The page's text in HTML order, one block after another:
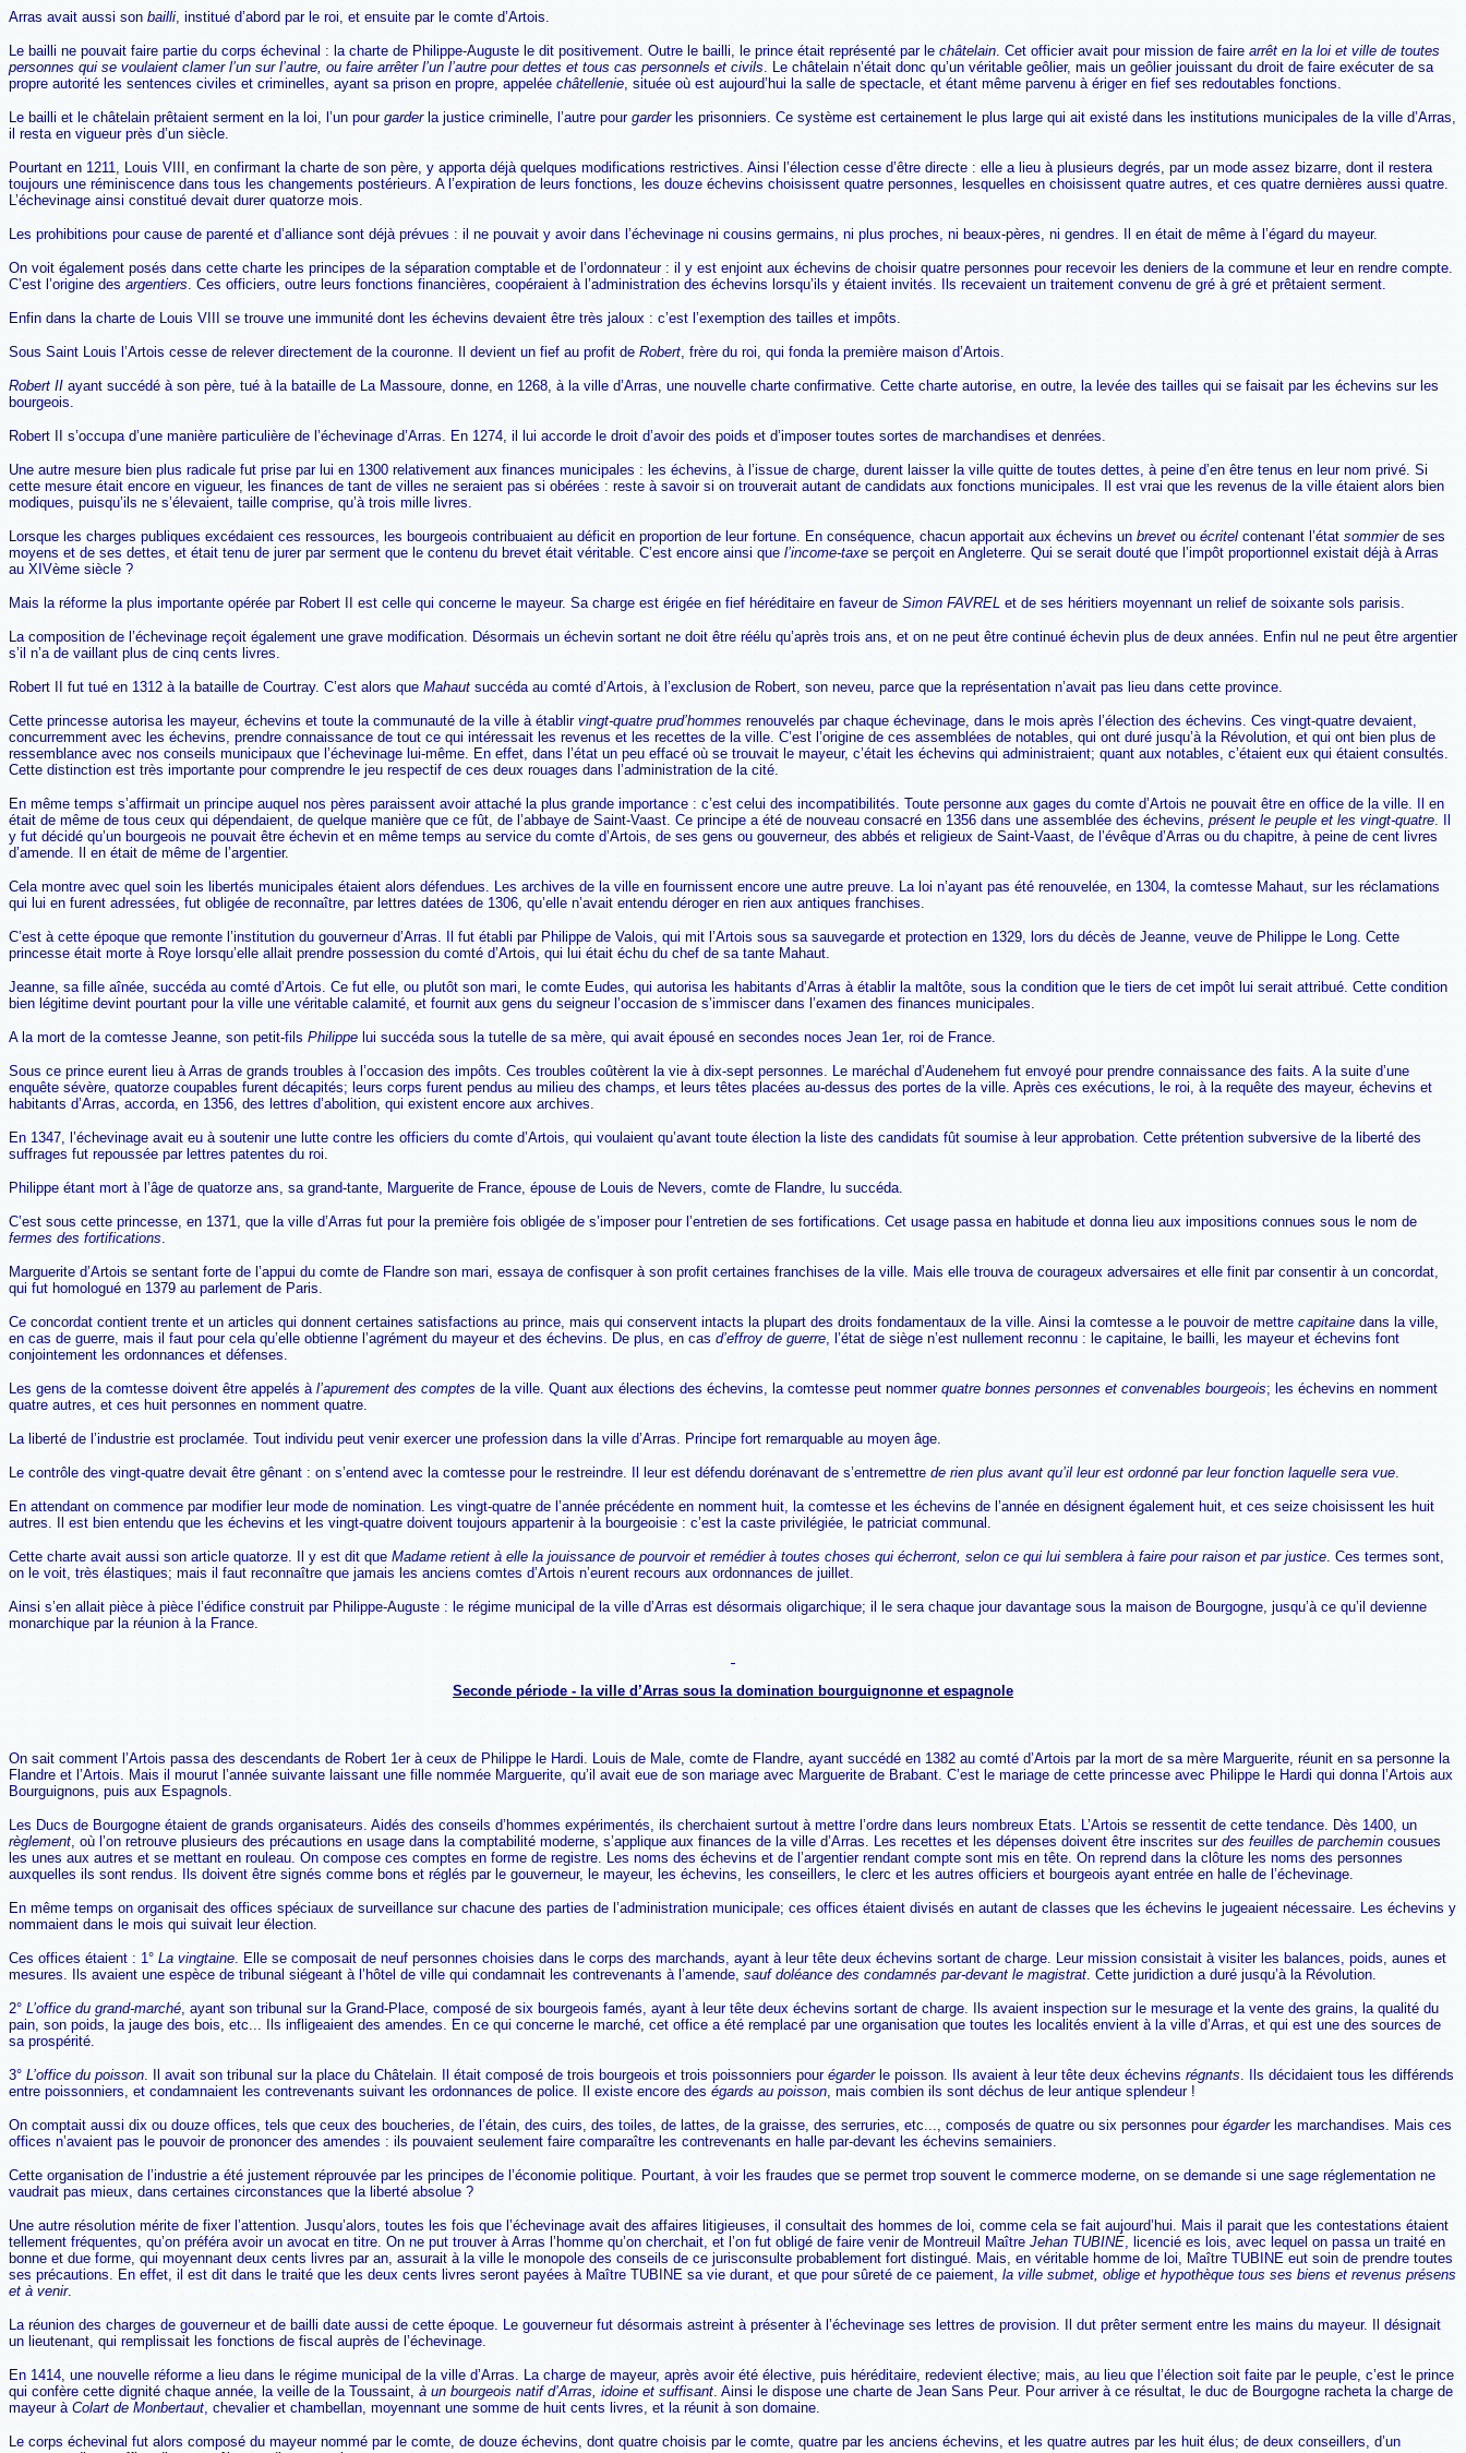
Arras avait aussi son bailli, institué d’abord par le roi, et ensuite par le comte d’Artois.
Le bailli ne pouvait faire partie du corps échevinal : la charte de Philippe-Auguste le dit positivement. Outre le bailli, le prince était représenté par le châtelain. Cet officier avait pour mission de faire arrêt en la loi et ville de toutes
personnes qui se voulaient clamer l’un sur l’autre, ou faire arrêter l’un l’autre pour dettes et tous cas personnels et civils. Le châtelain n’était donc qu’un véritable geôlier, mais un geôlier jouissant du droit de faire exécuter de sa
propre autorité les sentences civiles et criminelles, ayant sa prison en propre, appelée châtellenie, située où est aujourd’hui la salle de spectacle, et étant même parvenu à ériger en fief ses redoutables fonctions.
Le bailli et le châtelain prêtaient serment en la loi, l’un pour garder la justice criminelle, l’autre pour garderles prisonniers. Ce système est certainement le plus large qui ait existé dans les institutions municipales de la ville d’Arras,
il resta en vigueur près d’un siècle.
Pourtant en 1211, Louis VIII, en confirmant la charte de son père, y apporta déjà quelques modifications restrictives. Ainsi l’élection cesse d’être directe : elle a lieu à plusieurs degrés, par un mode assez bizarre, dont il restera
toujours une réminiscence dans tous les changements postérieurs. A l’expiration de leurs fonctions, les douze échevins choisissent quatre personnes, lesquelles en choisissent quatre autres, et ces quatre dernières aussi quatre.
L’échevinage ainsi constitué devait durer quatorze mois.
Les prohibitions pour cause de parenté et d’alliance sont déjà prévues : il ne pouvait y avoir dans l’échevinage ni cousins germains, ni plus proches, ni beaux-pères, ni gendres. Il en était de même à l’égard du mayeur.
On voit également posés dans cette charte les principes de la séparation comptable et de l’ordonnateur : il y est enjoint aux échevins de choisir quatre personnes pour recevoir les deniers de la commune et leur en rendre compte.
C’est l’origine des argentiers. Ces officiers, outre leurs fonctions financières, coopéraient à l’administration des échevins lorsqu’ils y étaient invités. Ils recevaient un traitement convenu de gré à gré et prêtaient serment.
Enfin dans la charte de Louis VIII se trouve une immunité dont les échevins devaient être très jaloux : c’est l’exemption des tailles et impôts.
Sous Saint Louis l’Artois cesse de relever directement de la couronne. Il devient un fief au profit de Robert, frère du roi, qui fonda la première maison d’Artois.
Robert II ayant succédé à son père, tué à la bataille de La Massoure, donne, en 1268, à la ville d’Arras, une nouvelle charte confirmative. Cette charte autorise, en outre, la levée des tailles qui se faisait par les échevins sur les
bourgeois.
Robert II s’occupa d’une manière particulière de l’échevinage d’Arras. En 1274, il lui accorde le droit d’avoir des poids et d’imposer toutes sortes de marchandises et denrées.
Une autre mesure bien plus radicale fut prise par lui en 1300 relativement aux finances municipales : les échevins, à l’issue de charge, durent laisser la ville quitte de toutes dettes, à peine d’en être tenus en leur nom privé. Si
cette mesure était encore en vigueur, les finances de tant de villes ne seraient pas si obérées : reste à savoir si on trouverait autant de candidats aux fonctions municipales. Il est vrai que les revenus de la ville étaient alors bien
modiques, puisqu’ils ne s’élevaient, taille comprise, qu’à trois mille livres.
Lorsque les charges publiques excédaient ces ressources, les bourgeois contribuaient au déficit en proportion de leur fortune. En conséquence, chacun apportait aux échevins un brevet ou écritel contenant l’état sommierde ses
moyens et de ses dettes, et était tenu de jurer par serment que le contenu du brevet était véritable. C’est encore ainsi que l’income-taxe se perçoit en Angleterre. Qui se serait douté que l’impôt proportionnel existait déjà à Arras
au XIVème siècle ?
Mais la réforme la plus importante opérée par Robert II est celle qui concerne le mayeur. Sa charge est érigée en fief héréditaire en faveur de Simon FAVREL et de ses héritiers moyennant un relief de soixante sols parisis.
La composition de l’échevinage reçoit également une grave modification. Désormais un échevin sortant ne doit être réélu qu’après trois ans, et on ne peut être continué échevin plus de deux années. Enfin nul ne peut être argentier
s’il n’a de vaillant plus de cinq cents livres.
Robert II fut tué en 1312 à la bataille de Courtray. C’est alors que Mahaut succéda au comté d’Artois, à l’exclusion de Robert, son neveu, parce que la représentation n’avait pas lieu dans cette province.
Cette princesse autorisa les mayeur, échevins et toute la communauté de la ville à établir vingt-quatre prud’hommes renouvelés par chaque échevinage, dans le mois après l’élection des échevins. Ces vingt-quatre devaient,
concurremment avec les échevins, prendre connaissance de tout ce qui intéressait les revenus et les recettes de la ville. C’est l’origine de ces assemblées de notables, qui ont duré jusqu’à la Révolution, et qui ont bien plus de
ressemblance avec nos conseils municipaux que l’échevinage lui-même. En effet, dans l’état un peu effacé où se trouvait le mayeur, c’était les échevins qui administraient; quant aux notables, c’étaient eux qui étaient consultés.
Cette distinction est très importante pour comprendre le jeu respectif de ces deux rouages dans l’administration de la cité.
En même temps s’affirmait un principe auquel nos pères paraissent avoir attaché la plus grande importance : c’est celui des incompatibilités. Toute personne aux gages du comte d’Artois ne pouvait être en office de la ville. Il en
était de même de tous ceux qui dépendaient, de quelque manière que ce fût, de l’abbaye de Saint-Vaast. Ce principe a été de nouveau consacré en 1356 dans une assemblée des échevins, présent le peuple et les vingt-quatre. Il
y fut décidé qu’un bourgeois ne pouvait être échevin et en même temps au service du comte d’Artois, de ses gens ou gouverneur, des abbés et religieux de Saint-Vaast, de l’évêque d’Arras ou du chapitre, à peine de cent livres
d’amende. Il en était de même de l’argentier.
Cela montre avec quel soin les libertés municipales étaient alors défendues. Les archives de la ville en fournissent encore une autre preuve. La loi n’ayant pas été renouvelée, en 1304, la comtesse Mahaut, sur les réclamations
qui lui en furent adressées, fut obligée de reconnaître, par lettres datées de 1306, qu’elle n’avait entendu déroger en rien aux antiques franchises.
C’est à cette époque que remonte l’institution du gouverneur d’Arras. Il fut établi par Philippe de Valois, qui mit l’Artois sous sa sauvegarde et protection en 1329, lors du décès de Jeanne, veuve de Philippe le Long. Cette
princesse était morte à Roye lorsqu’elle allait prendre possession du comté d’Artois, qui lui était échu du chef de sa tante Mahaut.
Jeanne, sa fille aînée, succéda au comté d’Artois. Ce fut elle, ou plutôt son mari, le comte Eudes, qui autorisa les habitants d’Arras à établir la maltôte, sous la condition que le tiers de cet impôt lui serait attribué. Cette condition
bien légitime devint pourtant pour la ville une véritable calamité, et fournit aux gens du seigneur l’occasion de s’immiscer dans l’examen des finances municipales.
A la mort de la comtesse Jeanne, son petit-fils Philippe lui succéda sous la tutelle de sa mère, qui avait épousé en secondes noces Jean 1er, roi de France.
Sous ce prince eurent lieu à Arras de grands troubles à l’occasion des impôts. Ces troubles coûtèrent la vie à dix-sept personnes. Le maréchal d’Audenehem fut envoyé pour prendre connaissance des faits. A la suite d’une
enquête sévère, quatorze coupables furent décapités; leurs corps furent pendus au milieu des champs, et leurs têtes placées au-dessus des portes de la ville. Après ces exécutions, le roi, à la requête des mayeur, échevins et
habitants d’Arras, accorda, en 1356, des lettres d’abolition, qui existent encore aux archives.
En 1347, l’échevinage avait eu à soutenir une lutte contre les officiers du comte d’Artois, qui voulaient qu’avant toute élection la liste des candidats fût soumise à leur approbation. Cette prétention subversive de la liberté des
suffrages fut repoussée par lettres patentes du roi.
Philippe étant mort à l’âge de quatorze ans, sa grand-tante, Marguerite de France, épouse de Louis de Nevers, comte de Flandre, lu succéda.
C’est sous cette princesse, en 1371, que la ville d’Arras fut pour la première fois obligée de s’imposer pour l’entretien de ses fortifications. Cet usage passa en habitude et donna lieu aux impositions connues sous le nom de
fermes des fortifications.
Marguerite d’Artois se sentant forte de l’appui du comte de Flandre son mari, essaya de confisquer à son profit certaines franchises de la ville. Mais elle trouva de courageux adversaires et elle finit par consentir à un concordat,
qui fut homologué en 1379 au parlement de Paris.
Ce concordat contient trente et un articles qui donnent certaines satisfactions au prince, mais qui conservent intacts la plupart des droits fondamentaux de la ville. Ainsi la comtesse a le pouvoir de mettre capitaine dans la ville,
en cas de guerre, mais il faut pour cela qu’elle obtienne l’agrément du mayeur et des échevins. De plus, en cas d’effroy de guerre, l’état de siège n’est nullement reconnu : le capitaine, le bailli, les mayeur et échevins font
conjointement les ordonnances et défenses.
Les gens de la comtesse doivent être appelés à l’apurement des comptes de la ville. Quant aux élections des échevins, la comtesse peut nommer quatre bonnes personnes et convenables bourgeois; les échevins en nomment
quatre autres, et ces huit personnes en nomment quatre.
La liberté de l’industrie est proclamée. Tout individu peut venir exercer une profession dans la ville d’Arras. Principe fort remarquable au moyen âge.
Le contrôle des vingt-quatre devait être gênant : on s’entend avec la comtesse pour le restreindre. Il leur est défendu dorénavant de s’entremettre de rien plus avant qu’il leur est ordonné par leur fonction laquelle sera vue.
En attendant on commence par modifier leur mode de nomination. Les vingt-quatre de l’année précédente en nomment huit, la comtesse et les échevins de l’année en désignent également huit, et ces seize choisissent les huit
autres. Il est bien entendu que les échevins et les vingt-quatre doivent toujours appartenir à la bourgeoisie : c’est la caste privilégiée, le patriciat communal.
Cette charte avait aussi son article quatorze. Il y est dit que Madame retient à elle la jouissance de pourvoir et remédier à toutes choses qui écherront, selon ce qui lui semblera à faire pour raison et par justice. Ces termes sont,
on le voit, très élastiques; mais il faut reconnaître que jamais les anciens comtes d’Artois n’eurent recours aux ordonnances de juillet.
Ainsi s’en allait pièce à pièce l’édifice construit par Philippe-Auguste : le régime municipal de la ville d’Arras est désormais oligarchique; il le sera chaque jour davantage sous la maison de Bourgogne, jusqu’à ce qu’il devienne
monarchique par la réunion à la France.
Seconde période - la ville d’Arras sous la domination bourguignonne et espagnole
On sait comment l’Artois passa des descendants de Robert 1er à ceux de Philippe le Hardi. Louis de Male, comte de Flandre, ayant succédé en 1382 au comté d’Artois par la mort de sa mère Marguerite, réunit en sa personne la
Flandre et l’Artois. Mais il mourut l’année suivante laissant une fille nommée Marguerite, qu’il avait eue de son mariage avec Marguerite de Brabant. C’est le mariage de cette princesse avec Philippe le Hardi qui donna l’Artois aux
Bourguignons, puis aux Espagnols.
Les Ducs de Bourgogne étaient de grands organisateurs. Aidés des conseils d’hommes expérimentés, ils cherchaient surtout à mettre l’ordre dans leurs nombreux Etats. L’Artois se ressentit de cette tendance. Dès 1400, un
règlement, où l’on retrouve plusieurs des précautions en usage dans la comptabilité moderne, s’applique aux finances de la ville d’Arras. Les recettes et les dépenses doivent être inscrites sur des feuilles de parchemin cousues
les unes aux autres et se mettant en rouleau. On compose ces comptes en forme de registre. Les noms des échevins et de l’argentier rendant compte sont mis en tête. On reprend dans la clôture les noms des personnes
auxquelles ils sont rendus. Ils doivent être signés comme bons et réglés par le gouverneur, le mayeur, les échevins, les conseillers, le clerc et les autres officiers et bourgeois ayant entrée en halle de l’échevinage.
En même temps on organisait des offices spéciaux de surveillance sur chacune des parties de l’administration municipale; ces offices étaient divisés en autant de classes que les échevins le jugeaient nécessaire. Les échevins y
nommaient dans le mois qui suivait leur élection.
Ces offices étaient : 1° La vingtaine. Elle se composait de neuf personnes choisies dans le corps des marchands, ayant à leur tête deux échevins sortant de charge. Leur mission consistait à visiter les balances, poids, aunes et
mesures. Ils avaient une espèce de tribunal siégeant à l’hôtel de ville qui condamnait les contrevenants à l’amende, sauf doléance des condamnés par-devant le magistrat. Cette juridiction a duré jusqu’à la Révolution.
2° L’office du grand-marché, ayant son tribunal sur la Grand-Place, composé de six bourgeois famés, ayant à leur tête deux échevins sortant de charge. Ils avaient inspection sur le mesurage et la vente des grains, la qualité du
pain, son poids, la jauge des bois, etc... Ils infligeaient des amendes. En ce qui concerne le marché, cet office a été remplacé par une organisation que toutes les localités envient à la ville d’Arras, et qui est une des sources de
sa prospérité.
3° L’office du poisson. Il avait son tribunal sur la place du Châtelain. Il était composé de trois bourgeois et trois poissonniers pour égarderle poisson. Ils avaient à leur tête deux échevins régnants. Ils décidaient tous les différends
entre poissonniers, et condamnaient les contrevenants suivant les ordonnances de police. Il existe encore des égards au poisson, mais combien ils sont déchus de leur antique splendeur !
On comptait aussi dix ou douze offices, tels que ceux des boucheries, de l’étain, des cuirs, des toiles, de lattes, de la graisse, des serruries, etc..., composés de quatre ou six personnes pour égarderles marchandises. Mais ces
offices n’avaient pas le pouvoir de prononcer des amendes : ils pouvaient seulement faire comparaître les contrevenants en halle par-devant les échevins semainiers.
Cette organisation de l’industrie a été justement réprouvée par les principes de l’économie politique. Pourtant, à voir les fraudes que se permet trop souvent le commerce moderne, on se demande si une sage réglementation ne
vaudrait pas mieux, dans certaines circonstances que la liberté absolue ?
Une autre résolution mérite de fixer l’attention. Jusqu’alors, toutes les fois que l’échevinage avait des affaires litigieuses, il consultait des hommes de loi, comme cela se fait aujourd’hui. Mais il parait que les contestations étaient
tellement fréquentes, qu’on préféra avoir un avocat en titre. On ne put trouver à Arras l’homme qu’on cherchait, et l’on fut obligé de faire venir de Montreuil Maître Jehan TUBINE, licencié es lois, avec lequel on passa un traité en
bonne et due forme, qui moyennant deux cents livres par an, assurait à la ville le monopole des conseils de ce jurisconsulte probablement fort distingué. Mais, en véritable homme de loi, Maître TUBINE eut soin de prendre toutes
ses précautions. En effet, il est dit dans le traité que les deux cents livres seront payées à Maître TUBINE sa vie durant, et que pour sûreté de ce paiement, la ville submet, oblige et hypothèque tous ses biens et revenus présens
et à venir.
La réunion des charges de gouverneur et de bailli date aussi de cette époque. Le gouverneur fut désormais astreint à présenter à l’échevinage ses lettres de provision. Il dut prêter serment entre les mains du mayeur. Il désignait
un lieutenant, qui remplissait les fonctions de fiscal auprès de l’échevinage.
En 1414, une nouvelle réforme a lieu dans le régime municipal de la ville d’Arras. La charge de mayeur, après avoir été élective, puis héréditaire, redevient élective; mais, au lieu que l’élection soit faite par le peuple, c’est le prince
qui confère cette dignité chaque année, la veille de la Toussaint, à un bourgeois natif d’Arras, idoine et suffisant. Ainsi le dispose une charte de Jean Sans Peur. Pour arriver à ce résultat, le duc de Bourgogne racheta la charge de
mayeur à Colart de Monbertaut, chevalier et chambellan, moyennant une somme de huit cents livres, et la réunit à son domaine.
Le corps échevinal fut alors composé du mayeur nommé par le comte, de douze échevins, dont quatre choisis par le comte, quatre par les anciens échevins, et les quatre autres par les huit élus; de deux conseillers, d’un